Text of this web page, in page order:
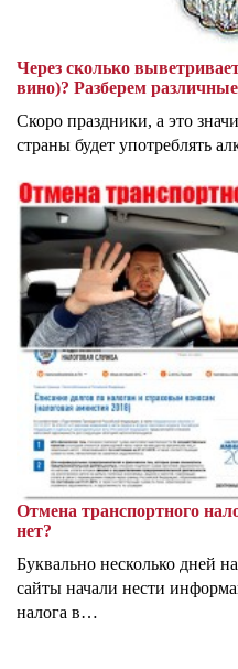
Через сколько
вино)? Разберем
Скоро праздники, а это
страны будет употреблять
Отмена транспортного
нет?
Буквально несколько дней
сайты начали нести
налога в…